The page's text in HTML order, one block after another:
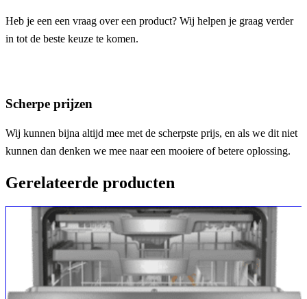
Heb je een een vraag over een product? Wij helpen je graag verder
in tot de beste keuze te komen.
Scherpe prijzen
Wij kunnen bijna altijd mee met de scherpste prijs, en als we dit niet
kunnen dan denken we mee naar een mooiere of betere oplossing.
Gerelateerde producten